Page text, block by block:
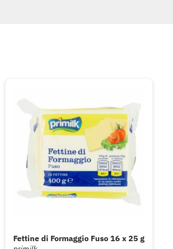
Fettine di Formaggio Fuso 16 x 25 g